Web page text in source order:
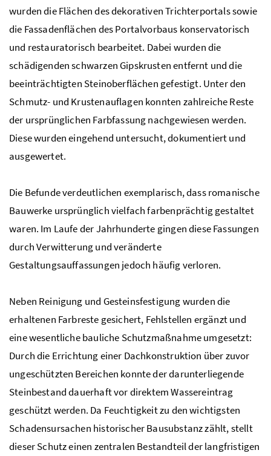
wurden die Flächen des dekorativen Trichterportals sowie
die Fassadenflächen des Portalvorbaus konservatorisch
und restauratorisch bearbeitet. Dabei wurden die
schädigenden schwarzen Gipskrusten entfernt und die
beeinträchtigten Steinoberflächen gefestigt. Unter den
Schmutz- und Krustenauflagen konnten zahlreiche Reste
der ursprünglichen Farbfassung nachgewiesen werden.
Diese wurden eingehend untersucht, dokumentiert und
ausgewertet.
Die Befunde verdeutlichen exemplarisch, dass romanische
Bauwerke ursprünglich vielfach farbenprächtig gestaltet
waren. Im Laufe der Jahrhunderte gingen diese Fassungen
durch Verwitterung und veränderte
Gestaltungsauffassungen jedoch häufig verloren.
Neben Reinigung und Gesteinsfestigung wurden die
erhaltenen Farbreste gesichert, Fehlstellen ergänzt und
eine wesentliche bauliche Schutzmaßnahme umgesetzt:
Durch die Errichtung einer Dachkonstruktion über zuvor
ungeschützten Bereichen konnte der darunterliegende
Steinbestand dauerhaft vor direktem Wassereintrag
geschützt werden. Da Feuchtigkeit zu den wichtigsten
Schadensursachen historischer Bausubstanz zählt, stellt
dieser Schutz einen zentralen Bestandteil der langfristigen